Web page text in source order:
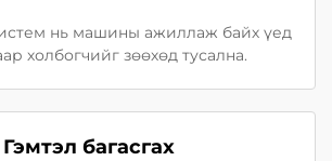
нь машины ажиллаж байх үед
холбогчийг зөөхөд тусална.
Гэмтэл багасгах